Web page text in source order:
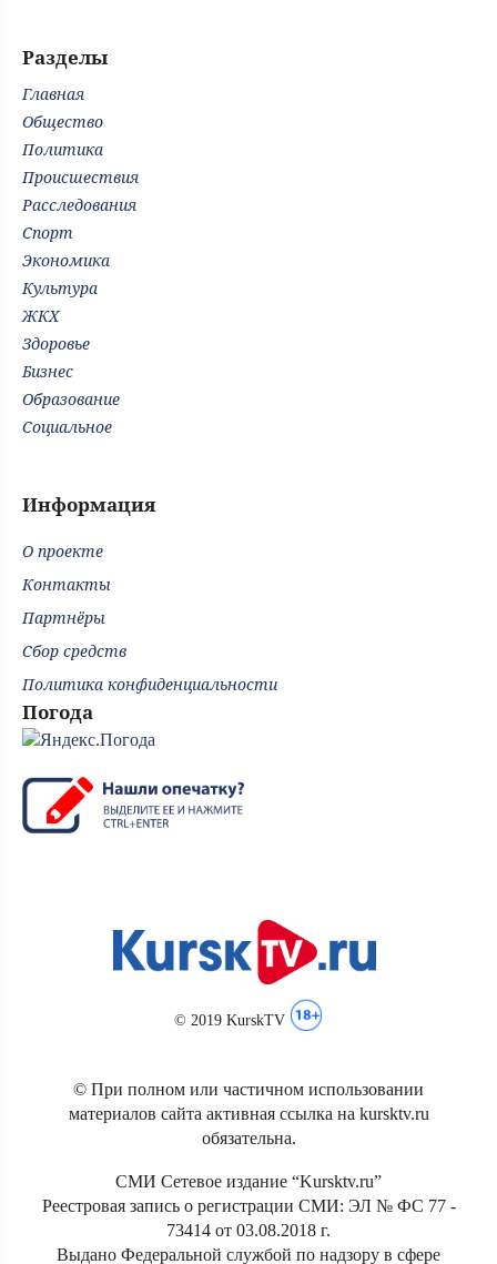
Разделы
Главная
Общество
Политика
Происшествия
Расследования
Спорт
Экономика
Культура
ЖКХ
Здоровье
Бизнес
Образование
Социальное
Информация
О проекте
Контакты
Партнёры
Сбор средств
Политика конфиденциальности
Погода
© 2019 KurskTV
© При полном или частичном использовании
материалов сайта активная ссылка на kursktv.ru
обязательна.
СМИ Сетевое издание “Kursktv.ru”
Реестровая запись о регистрации СМИ: ЭЛ № ФС 77 -
73414 от 03.08.2018 г.
Выдано Федеральной службой по надзору в сфере